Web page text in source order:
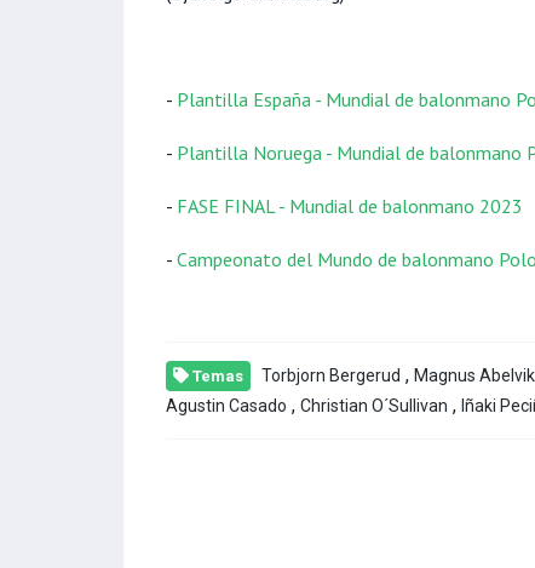
- Plantilla España - Mundial de balonmano
- Plantilla Noruega - Mundial de balonmano
- FASE FINAL - Mundial de balonmano 2023
- Campeonato del Mundo de balonmano
Temas Torbjorn Bergerud , Magnus
Agustin Casado , Christian O´Sullivan , Iñaki